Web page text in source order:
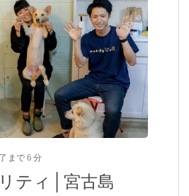
まで 6 分
ティ│宮古島